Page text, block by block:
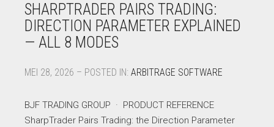
SHARPTRADER PAIRS TRADING:
DIRECTION PARAMETER EXPLAINED
— ALL 8 MODES
MEI 28, 2026 – POSTED IN: ARBITRAGE SOFTWARE
BJF TRADING GROUP · PRODUCT REFERENCE
SharpTrader Pairs Trading: the Direction Parameter